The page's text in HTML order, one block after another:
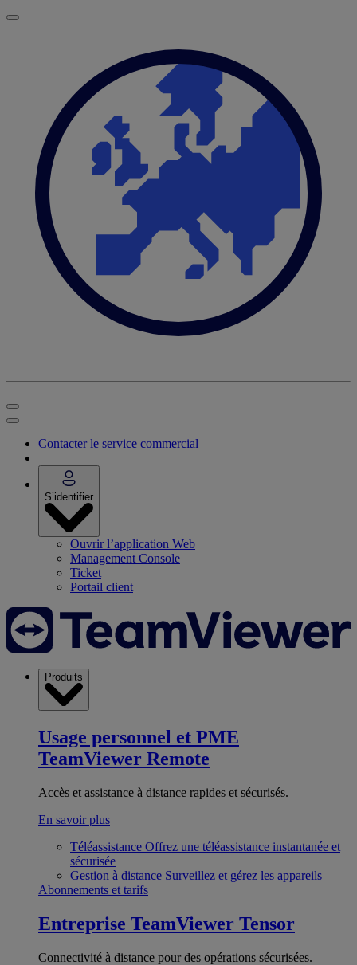
Contacter le service commercial
S’identifier
Ouvrir l’application Web
Management Console
Ticket
Portail client
Produits
Usage personnel et PME
TeamViewer Remote
Accès et assistance à distance rapides et sécurisés.
En savoir plus
Téléassistance Offrez une téléassistance instantanée et
sécurisée
Gestion à distance Surveillez et gérez les appareils
Abonnements et tarifs
Entreprise TeamViewer Tensor
Connectivité à distance pour des opérations sécurisées.